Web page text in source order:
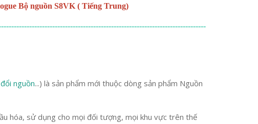
Bộ nguồn S8VK ( Tiếng Trung)
nguồn...) là sản phẩm mới thuộc dòng sản phẩm Nguồn
hóa, sử dụng cho mọi đối tượng, mọi khu vực trên thế